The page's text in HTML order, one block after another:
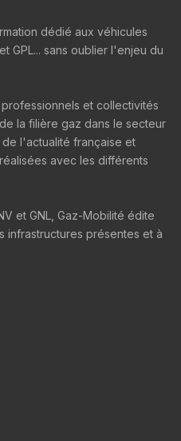
dédié aux véhicules
GPL... sans oublier l'enjeu du
et collectivités
la filière gaz dans le secteur
l'actualité française et
avec les différents
et GNL, Gaz-Mobilité édite
infrastructures présentes et à